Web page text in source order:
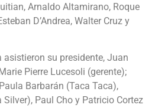
Arnaldo Altamirano, Roque
D’Andrea, Walter Cruz y
asistieron su presidente, Juan
Pierre Lucesoli (gerente);
Barbarán (Taca Taca),
Paul Cho y Patricio Cortez